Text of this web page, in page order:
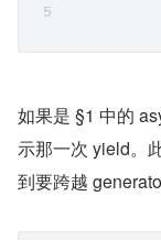
如果是 §1 中的
示那一次 yield。
到要跨越